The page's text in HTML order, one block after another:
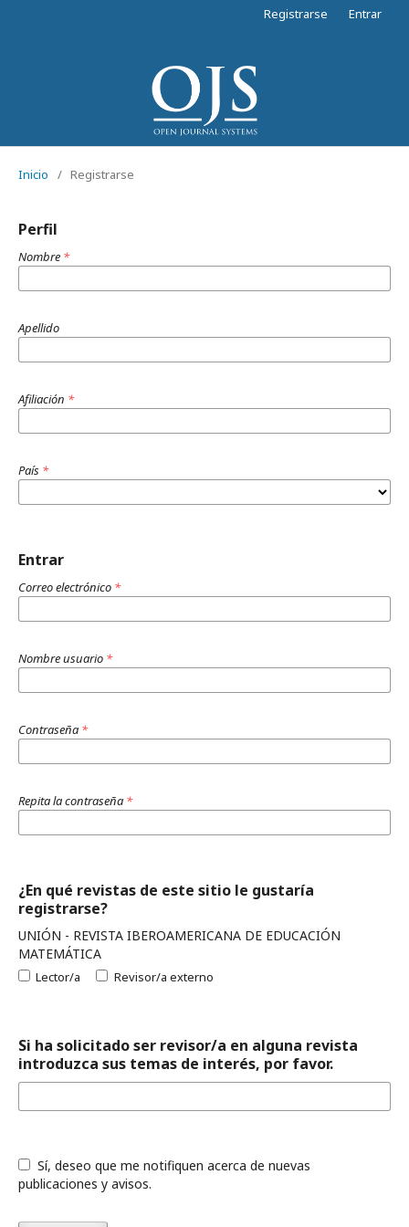
Registrarse Entrar
Inicio / Registrarse
Perfil
Nombre *
Apellido
Afiliación *
País *
Entrar
Correo electrónico *
Nombre usuario *
Contraseña *
Repita la contraseña *
¿En qué revistas de este sitio le gustaría
registrarse?
UNIÓN - REVISTA IBEROAMERICANA DE EDUCACIÓN
MATEMÁTICA
Lector/a Revisor/a externo
Si ha solicitado ser revisor/a en alguna revista
introduzca sus temas de interés, por favor.
Sí, deseo que me notifiquen acerca de nuevas
publicaciones y avisos.